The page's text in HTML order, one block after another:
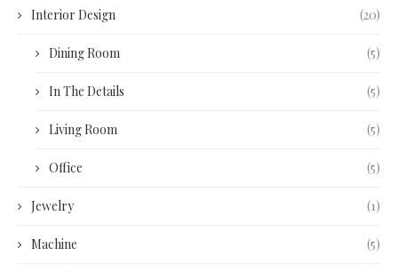
Interior Design (20)
Dining Room (5)
In The Details (5)
Living Room (5)
Office (5)
Jewelry (1)
Machine (5)